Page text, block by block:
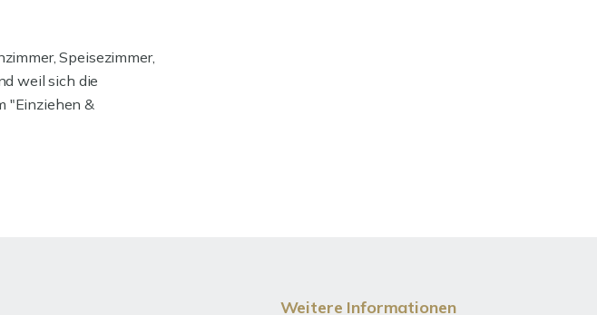
Speisezimmer,
weil sich die
"Einziehen &
Weitere Informationen